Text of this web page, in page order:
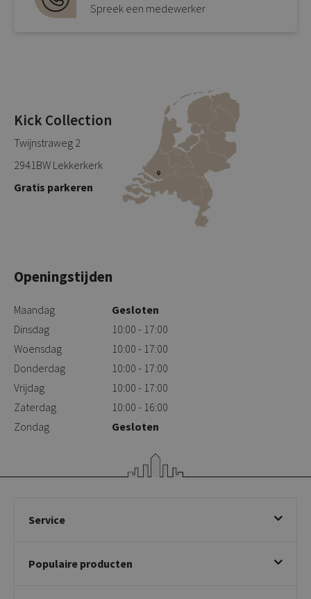
Spreek een medewerker
Kick Collection
Twijnstraweg 2
2941BW Lekkerkerk
Gratis parkeren
Openingstijden
Maandag
Gesloten
Dinsdag
10:00 - 17:00
Woensdag
10:00 - 17:00
Donderdag
10:00 - 17:00
Vrijdag
10:00 - 17:00
Zaterdag
10:00 - 16:00
Zondag
Gesloten
Service
Betalen & annuleren
Populaire producten